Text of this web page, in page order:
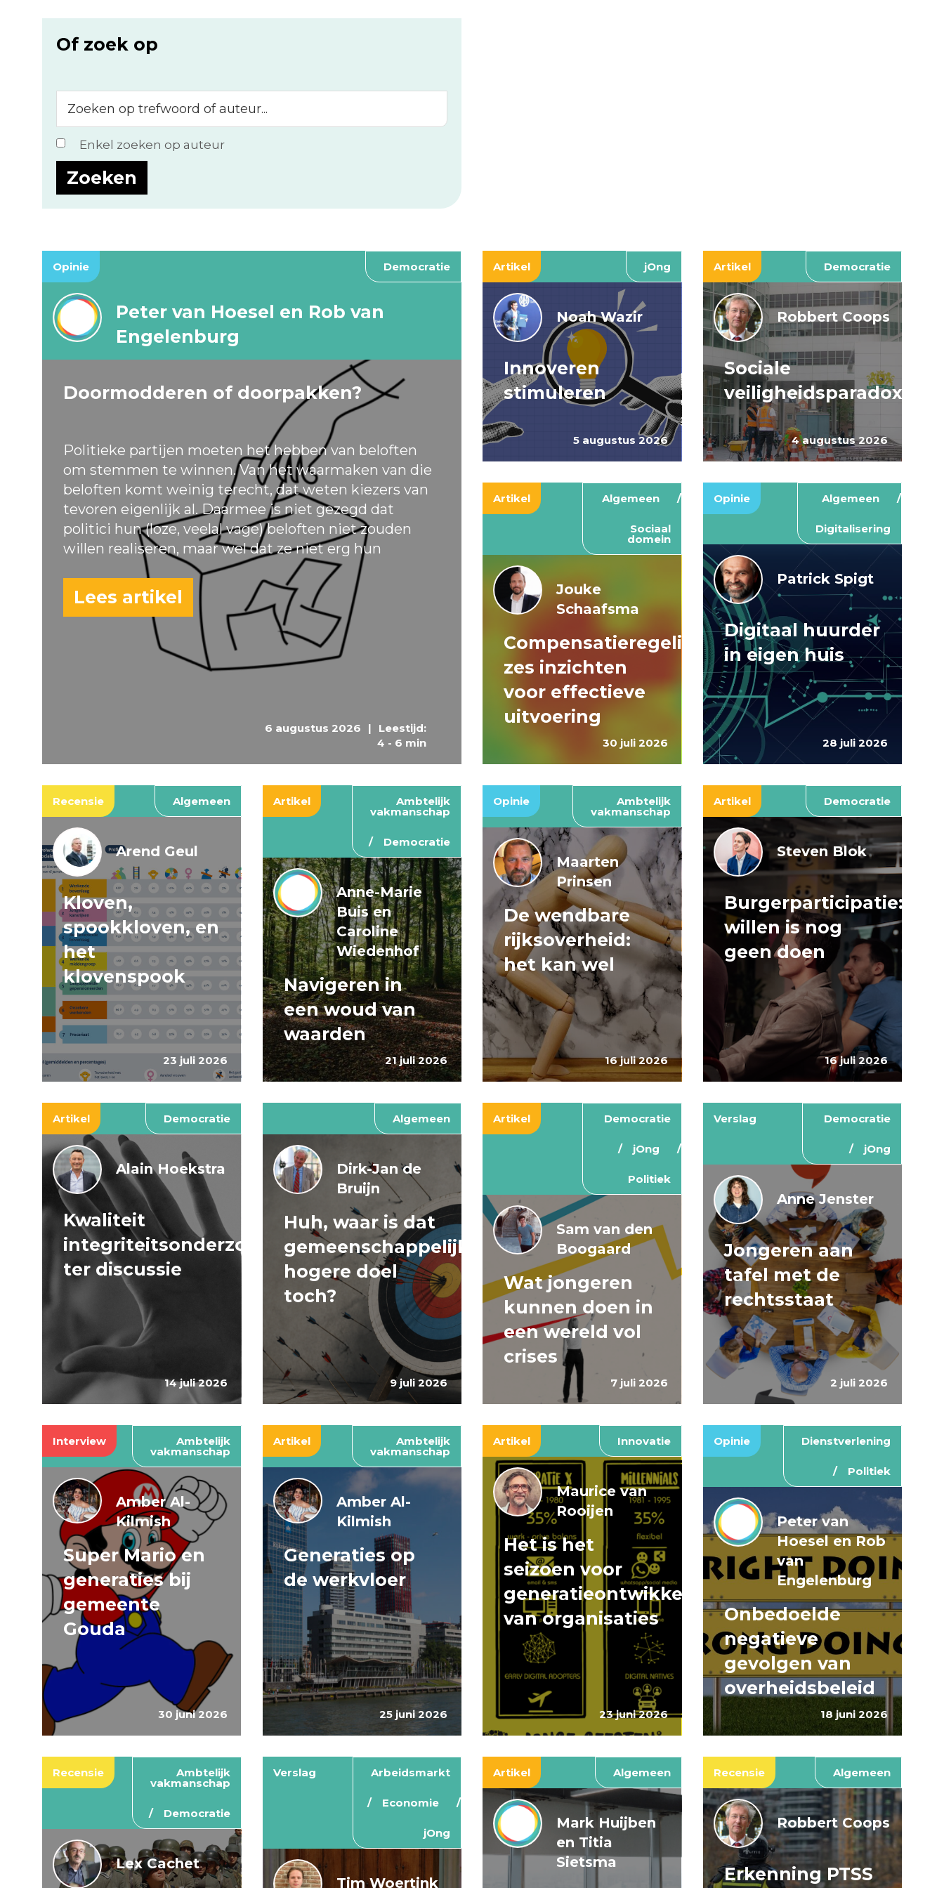
Of zoek op
op
trefwoord
of
auteur...
Enkel zoeken op auteur
Opinie Democratie
6 augustus 2026 |
Leestijd:
4 - 6 min
Peter van Hoesel en Rob van
Engelenburg
Doormodderen of doorpakken?
Politieke partijen moeten het hebben van beloften
om stemmen te winnen. Van het waarmaken van die
beloften komt weinig terecht, dat weten kiezers van
tevoren eigenlijk al. Daarmee is niet gezegd dat
politici hun (loze, veelal vage) beloften niet zouden
willen realiseren, maar wel dat ze niet erg hun
Lees artikel
Artikel jOng
5 augustus 2026
Noah Wazir
Innoveren
stimuleren
Artikel Democratie
4 augustus 2026
Robbert Coops
Sociale
veiligheidsparadox
Artikel Algemeen
Sociaal
domein
30 juli 2026
Jouke
Schaafsma
Compensatieregelingen:
zes inzichten
voor effectieve
uitvoering
Opinie Algemeen
Digitalisering
28 juli 2026
Patrick Spigt
Digitaal huurder
in eigen huis
Recensie Algemeen
23 juli 2026
Arend Geul
Kloven,
spookkloven, en
het
klovenspook
Artikel Ambtelijk
vakmanschap
Democratie
21 juli 2026
Anne-Marie
Buis en
Caroline
Wiedenhof
Navigeren in
een woud van
waarden
Opinie Ambtelijk
vakmanschap
16 juli 2026
Maarten
Prinsen
De wendbare
rijksoverheid:
het kan wel
Artikel Democratie
16 juli 2026
Steven Blok
Burgerparticipatie:
willen is nog
geen doen
Artikel Democratie
14 juli 2026
Alain Hoekstra
Kwaliteit
integriteitsonderzoeken
ter discussie
Algemeen
9 juli 2026
Dirk-Jan de
Bruijn
Huh, waar is dat
gemeenschappelijke
hogere doel
toch?
Artikel Democratie
jOng
Politiek
7 juli 2026
Sam van den
Boogaard
Wat jongeren
kunnen doen in
een wereld vol
crises
Verslag Democratie
jOng
2 juli 2026
Anne Jenster
Jongeren aan
tafel met de
rechtsstaat
Interview Ambtelijk
vakmanschap
30 juni 2026
Amber Al-
Kilmish
Super Mario en
generaties bij
gemeente
Gouda
Artikel Ambtelijk
vakmanschap
25 juni 2026
Amber Al-
Kilmish
Generaties op
de werkvloer
Artikel Innovatie
23 juni 2026
Maurice van
Rooijen
Het is het
seizoen voor
generatieontwikkeling
van organisaties
Opinie Dienstverlening
Politiek
18 juni 2026
Peter van
Hoesel en Rob
van
Engelenburg
Onbedoelde
negatieve
gevolgen van
overheidsbeleid
Recensie Ambtelijk
vakmanschap
Democratie
Lex Cachet
Verslag Arbeidsmarkt
Economie
jOng
Tim Woertink
Artikel Algemeen
Mark Huijben
en Titia
Sietsma
Recensie Algemeen
Robbert Coops
Erkenning PTSS